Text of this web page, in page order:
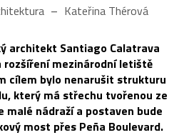
Kateřina Thérová
architekt Santiago Calatrava
rozšíření mezinárodní letiště
cílem bylo nenarušit strukturu
který má střechu tvořenou ze
nádraží a postaven bude
most přes Peña Boulevard.